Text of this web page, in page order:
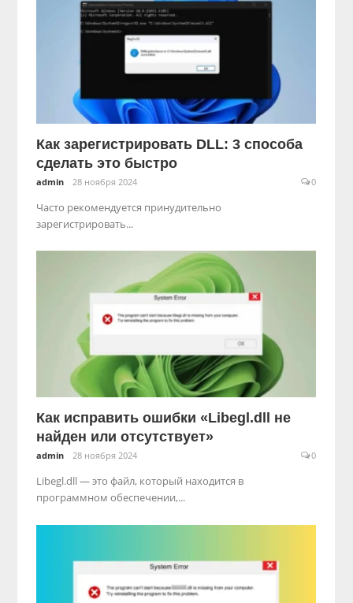
Как зарегистрировать DLL: 3 способа
сделать это быстро
admin 28 ноября 2024 0
Часто рекомендуется принудительно
зарегистрировать...
Как исправить ошибки «Libegl.dll не
найден или отсутствует»
admin 28 ноября 2024 0
Libegl.dll — это файл, который находится в
программном обеспечении,...